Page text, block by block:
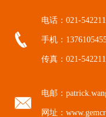
电话：021-
手机：
传真：021-
电邮：
网址：